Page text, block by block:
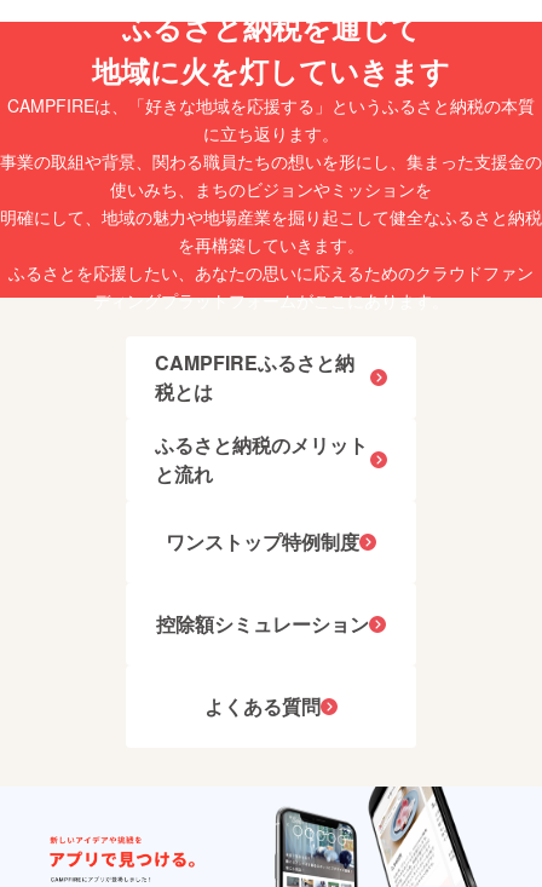
ふるさと納税を通じて
地域に火を灯していきます
CAMPFIREは、「好きな地域を応援する」というふるさと納税の本質
に立ち返ります。
事業の取組や背景、関わる職員たちの想いを形にし、集まった支援金の
使いみち、まちのビジョンやミッションを
明確にして、地域の魅力や地場産業を掘り起こして健全なふるさと納税
を再構築していきます。
ふるさとを応援したい、あなたの思いに応えるためのクラウドファン
ディングプラットフォームがここにあります。
CAMPFIREふるさと納
税とは
ふるさと納税のメリット
と流れ
ワンストップ特例制度
控除額シミュレーション
よくある質問